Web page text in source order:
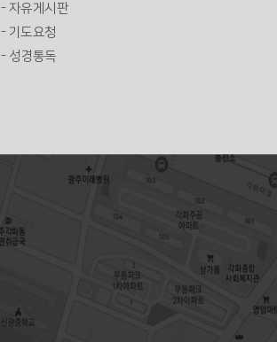
- 자유게시판
- 기도요청
- 성경통독